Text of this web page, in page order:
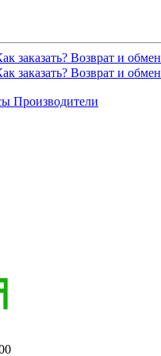
заказать? Возврат и обмен
заказать? Возврат и обмен
Производители